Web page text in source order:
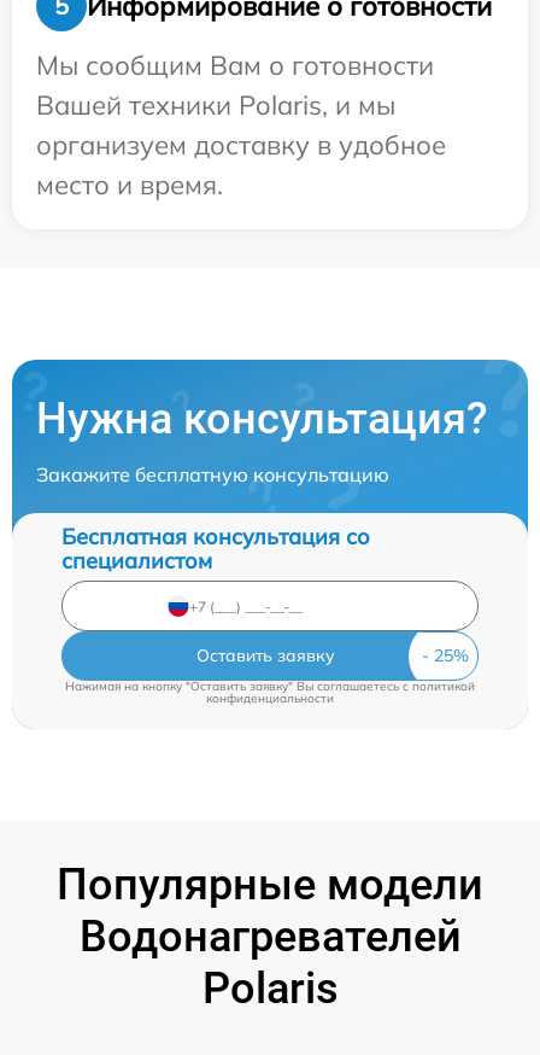
Мы сообщим Вам о готовности
Вашей техники Polaris, и мы
организуем доставку в удобное
место и время.
Нужна консультация?
Закажите бесплатную консультацию
Бесплатная консультация со
специалистом
Оставить заявку
Нажимая на кнопку "Оставить заявку" Вы соглашаетесь cполитикой
конфиденциальности
Популярные модели
Водонагревателей
Polaris